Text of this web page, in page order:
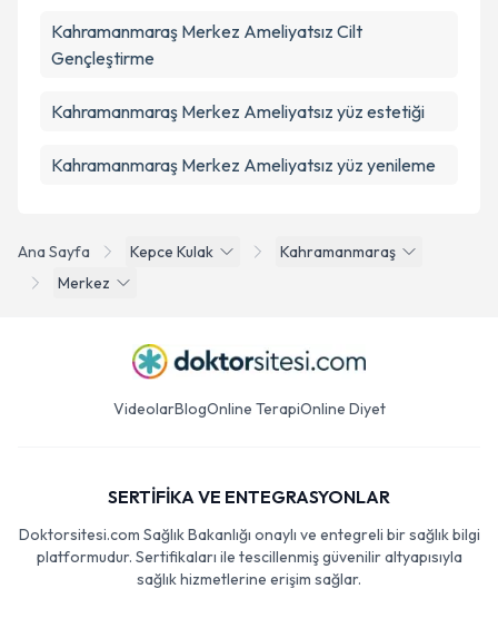
Ana Sayfa Kepce Kulak
Kahramanmaraş
Merkez
Kahramanmaraş Merkez Ameliyatsız Cilt
Gençleştirme
Kahramanmaraş Merkez Ameliyatsız yüz estetiği
Kahramanmaraş Merkez Ameliyatsız yüz yenileme
VideolarBlogOnline TerapiOnline Diyet
SERTİFİKA VE ENTEGRASYONLAR
Doktorsitesi.com Sağlık Bakanlığı onaylı ve entegreli bir sağlık bilgi
platformudur. Sertifikaları ile tescillenmiş güvenilir altyapısıyla
sağlık hizmetlerine erişim sağlar.